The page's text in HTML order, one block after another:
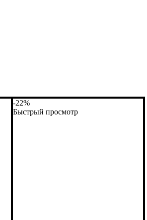
-22%
Быстрый просмотр